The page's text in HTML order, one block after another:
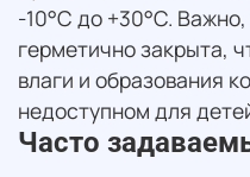
-10°C до +30°C.
герметично закрыта,
влаги и образования
недоступном для
Часто